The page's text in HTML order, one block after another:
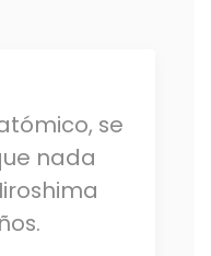
se
nada